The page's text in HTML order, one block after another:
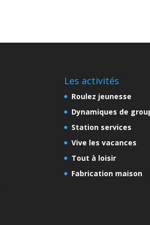
Les activités
Roulez jeunesse
Dynamiques de
Station services
Vive les vacances
Tout à loisir
Fabrication maison